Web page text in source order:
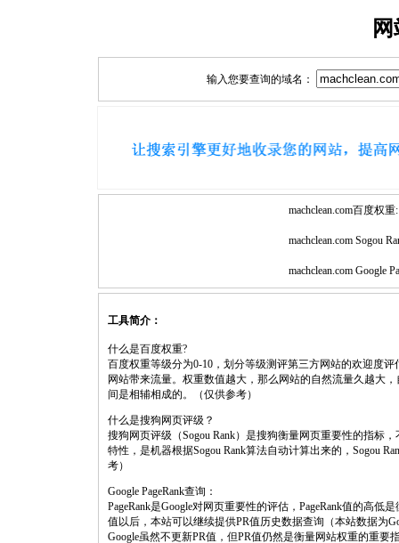
输入您要查询的域名：
machclean.com百度权重:
machclean.com Sogou
machclean.com Google
工具简介：
什么是百度权重?
百度权重等级分为0-10，划分等级测评第三方网站的欢迎度
网站带来流量。权重数值越大，那么网站的自然流量久越大
间是相辅相成的。（仅供参考）
什么是搜狗网页评级？
搜狗网页评级（Sogou Rank）是搜狗衡量网页重要性的指标
特性，是机器根据Sogou Rank算法自动计算出来的，Sogou
考）
Google PageRank查询：
PageRank是Google对网页重要性的评估，PageRank值的高
值以后，本站可以继续提供PR值历史数据查询（本站数据为
Google虽然不更新PR值，但PR值仍然是衡量网站权重的重要